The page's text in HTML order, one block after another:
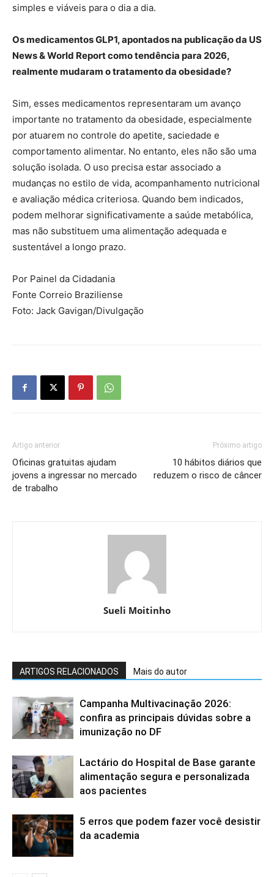
simples e viáveis para o dia a dia.
Os medicamentos GLP1, apontados na publicação da US
News & World Report como tendência para 2026,
realmente mudaram o tratamento da obesidade?
Sim, esses medicamentos representaram um avanço
importante no tratamento da obesidade, especialmente
por atuarem no controle do apetite, saciedade e
comportamento alimentar. No entanto, eles não são uma
solução isolada. O uso precisa estar associado a
mudanças no estilo de vida, acompanhamento nutricional
e avaliação médica criteriosa. Quando bem indicados,
podem melhorar significativamente a saúde metabólica,
mas não substituem uma alimentação adequada e
sustentável a longo prazo.
Por Painel da Cidadania
Fonte Correio Braziliense
Foto: Jack Gavigan/Divulgação
Artigo anterior
Oficinas gratuitas ajudam
jovens a ingressar no mercado
de trabalho
Próximo artigo
10 hábitos diários que
reduzem o risco de câncer
Sueli Moitinho
ARTIGOS RELACIONADOS Mais do autor
Campanha Multivacinação 2026:
confira as principais dúvidas sobre a
imunização no DF
Lactário do Hospital de Base garante
alimentação segura e personalizada
aos pacientes
5 erros que podem fazer você desistir
da academia